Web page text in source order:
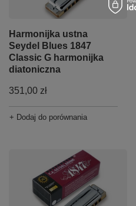
Harmonijka ustna
Seydel Blues 1847
Classic G harmonijka
diatoniczna
351,00 zł
+ Dodaj do porównania